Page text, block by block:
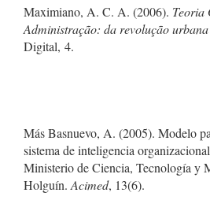
Maximiano, A. C. A. (2006). Teoria
Administração: da revolução
Digital, 4.
Más Basnuevo, A. (2005). Modelo
sistema de inteligencia
Ministerio de Ciencia, Tecnología y
Holguín.Acimed, 13(6).